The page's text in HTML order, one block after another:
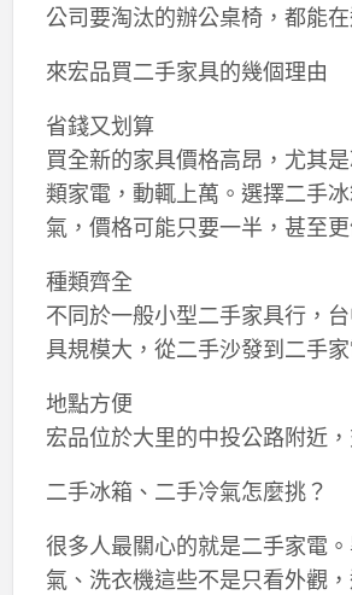
公司要淘汰的辦公桌椅，都能在
來宏品買二手家具的幾個理由
省錢又划算
買全新的家具價格高昂，尤其
類家電，動輒上萬。選擇二手
氣，價格可能只要一半，甚至更
種類齊全
不同於一般小型二手家具行，
具規模大，從二手沙發到二手
地點方便
宏品位於大里的中投公路附近，
二手冰箱、二手冷氣怎麼挑？
很多人最關心的就是二手家電
氣、洗衣機這些不是只看外觀